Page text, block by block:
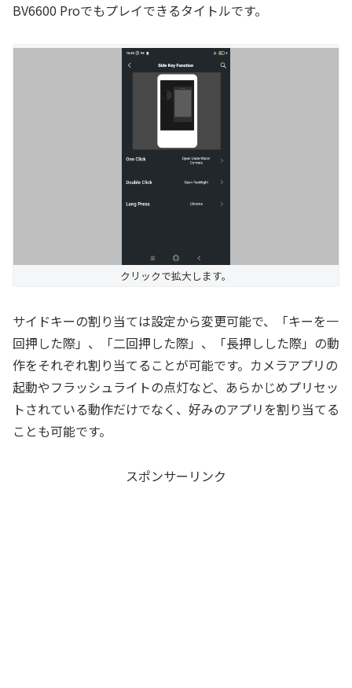
BV6600 Proでもプレイできるタイトルです。
クリックで拡大します。
サイドキーの割り当ては設定から変更可能で、「キーを一
回押した際」、「二回押した際」、「長押しした際」の動
作をそれぞれ割り当てることが可能です。カメラアプリの
起動やフラッシュライトの点灯など、あらかじめプリセッ
トされている動作だけでなく、好みのアプリを割り当てる
ことも可能です。
スポンサーリンク